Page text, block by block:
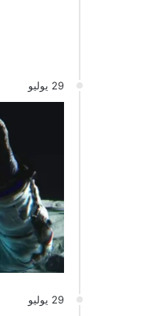
29 يوليو
29 يوليو